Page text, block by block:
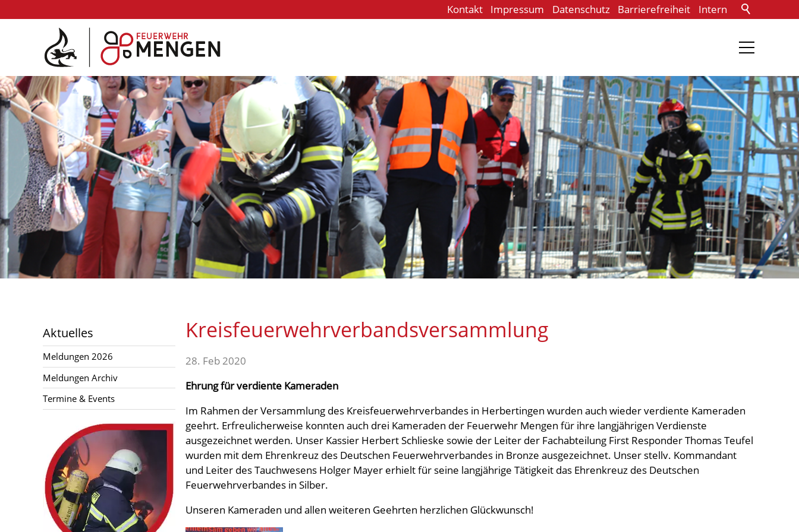
Kontakt Impressum Datenschutz Barrierefreiheit Intern
Die Feuerwehr
Abteilungen & Fachdienste
Fahrzeuge
Einsätze
Jugend
Meldungen 2026
Meldungen Archiv
Termine & Events
Links
Aktuelles
Meldungen 2026
Meldungen Archiv
Termine & Events
Kreisfeuerwehrverbandsversammlung
28. Feb 2020
Ehrung für verdiente Kameraden
Im Rahmen der Versammlung des Kreisfeuerwehrverbandes in Herbertingen wurden auch wieder verdiente Kameraden
geehrt. Erfreulicherweise konnten auch drei Kameraden der Feuerwehr Mengen für ihre langjährigen Verdienste
ausgezeichnet werden. Unser Kassier Herbert Schlieske sowie der Leiter der Fachabteilung First Responder Thomas Teufel
wurden mit dem Ehrenkreuz des Deutschen Feuerwehrverbandes in Bronze ausgezeichnet. Unser stellv. Kommandant
und Leiter des Tauchwesens Holger Mayer erhielt für seine langjährige Tätigkeit das Ehrenkreuz des Deutschen
Feuerwehrverbandes in Silber.
Unseren Kameraden und allen weiteren Geehrten herzlichen Glückwunsch!